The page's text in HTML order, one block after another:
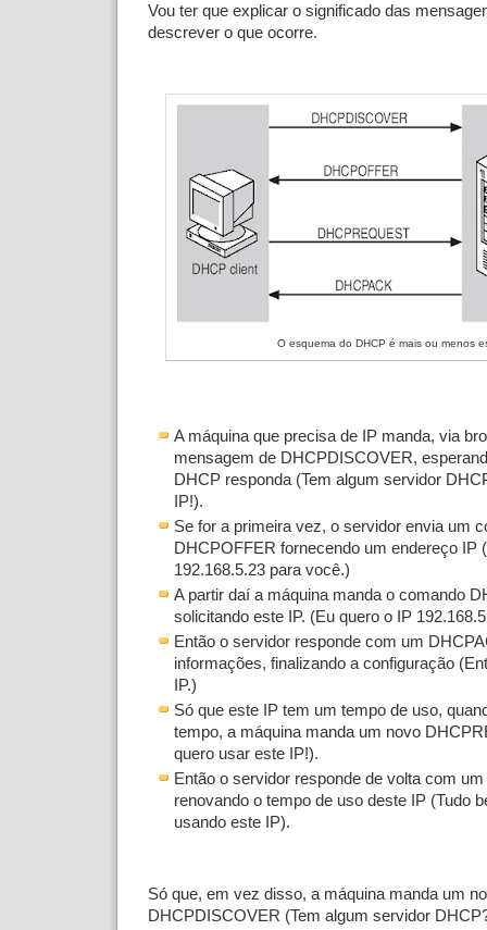
Vou ter que explicar o significado das
descrever o que ocorre.
O esquema do DHCP é mais ou menos
A máquina que precisa de IP manda, via
mensagem de DHCPDISCOVER,
DHCP responda (Tem algum servidor
IP!).
Se for a primeira vez, o servidor envia um
DHCPOFFER fornecendo um endereço IP
192.168.5.23 para você.)
A partir daí a máquina manda o comando
solicitando este IP. (Eu quero o IP
Então o servidor responde com um
informações, finalizando a configuração
IP.)
Só que este IP tem um tempo de uso,
tempo, a máquina manda um novo
quero usar este IP!).
Então o servidor responde de volta com
renovando o tempo de uso deste IP (Tudo
usando este IP).
Só que, em vez disso, a máquina manda um
DHCPDISCOVER (Tem algum servidor